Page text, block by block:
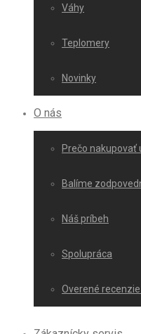
Váhy
Teplomery
Novinky
O nás
Prečo nakupovať
Balíme
Náš príbeh
Spolupráca
Overené